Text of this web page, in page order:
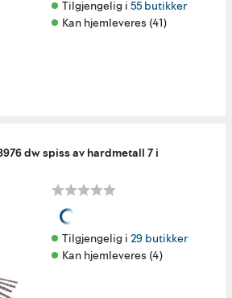
Tilgjengelig i 55 butikker
Kan hjemleveres (41)
dw spiss av hardmetall 7 i
Tilgjengelig i 29 butikker
Kan hjemleveres (4)